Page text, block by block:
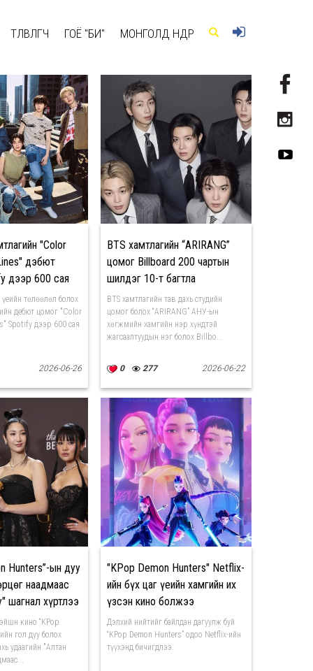
ТӨЛӨВЛӨГЧ ГОЁ "БИ" МОНГОЛД ӨНӨӨДӨР
"Color
дэбют
дээр 600 сая
төлөөлөл болох
дебют цомог "Color
Spotify дээр 600 сая
2026-06-26
BTS хамтлагийн “ARIRANG”
цомог Billboard 200 чартын
шилдэг 10-т багтла
BTS хамтлагийн тав дахь студийн
цомог болох “ARIRANG” АНУ-ын
хөгжмийн хамгийн нэр хүндтэй
жагсаалтуудын нэг болох Billbo...
0 277 2026-06-22
Hunters”-ын дуу
наадмаас
шагнал хүртлээ
кино “KPop
гол дуу болох
удаагийн "Алтан
"KPop Demon Hunters" Netflix-
ийн бүх цаг үеийн хамгийн их
үзсэн кино болжээ
Дэлхий нийтийг байлдан дагуулж буй
“KPop Demon Hunters” одоо Netflix-ийн
түүхэнд бичигдлээ.